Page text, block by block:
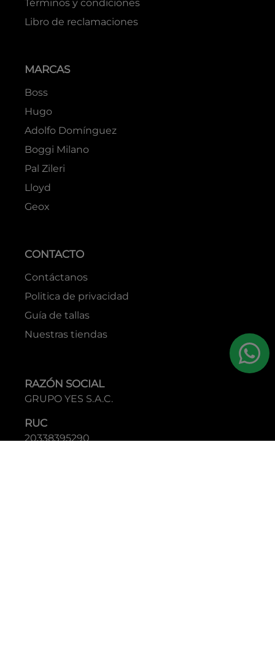
Términos y condiciones
Libro de reclamaciones
MARCAS
Boss
Hugo
Adolfo Domínguez
Boggi Milano
Pal Zileri
Lloyd
Geox
CONTACTO
Contáctanos
Politica de privacidad
Guía de tallas
Nuestras tiendas
RAZÓN SOCIAL
GRUPO YES S.A.C.
RUC
20338395290